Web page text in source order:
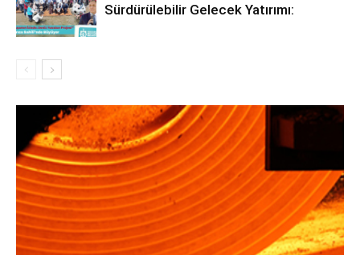
Sürdürülebilir Gelecek Yatırımı: